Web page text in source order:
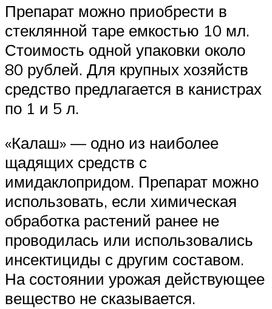
Препарат можно приобрести в
стеклянной таре емкостью 10 мл.
Стоимость одной упаковки около
80 рублей. Для крупных хозяйств
средство предлагается в канистрах
по 1 и 5 л.
«Калаш» — одно из наиболее
щадящих средств с
имидаклопридом. Препарат можно
использовать, если химическая
обработка растений ранее не
проводилась или использовались
инсектициды с другим составом.
На состоянии урожая действующее
вещество не сказывается.